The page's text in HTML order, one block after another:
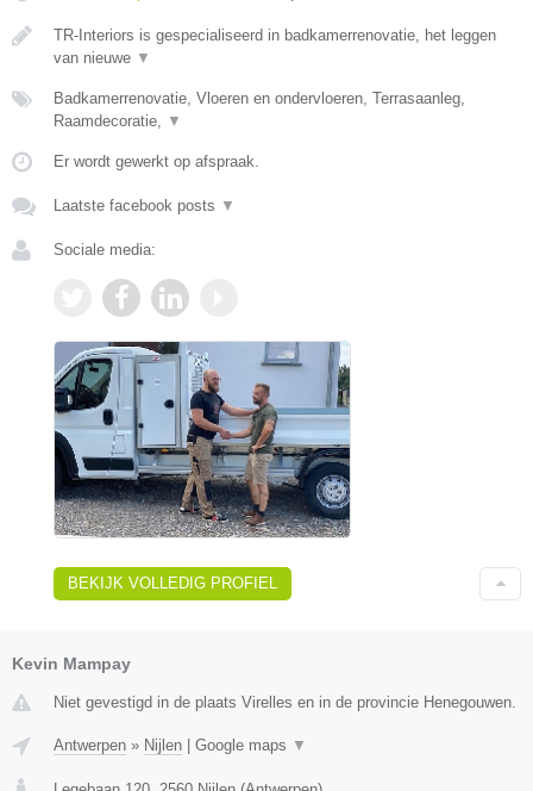
TR-Interiors is gespecialiseerd in badkamerrenovatie, het leggen
van nieuwe ▼
Badkamerrenovatie, Vloeren en ondervloeren, Terrasaanleg,
Raamdecoratie,
▼
Er wordt gewerkt op afspraak.
Laatste facebook posts ▼
Sociale media:
BEKIJK VOLLEDIG PROFIEL
Kevin Mampay
Niet gevestigd in de plaats Virelles en in de provincie Henegouwen.
Antwerpen » Nijlen Google maps ▼